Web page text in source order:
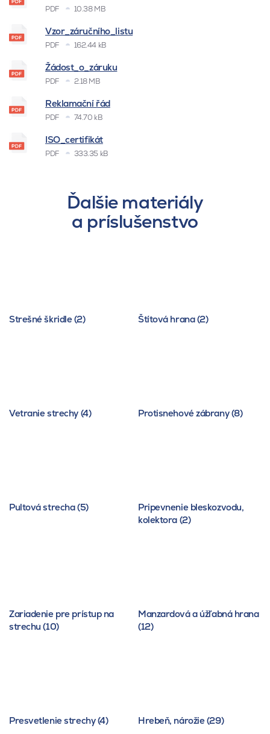
PDF 10.38 MB
Vzor_záručního_listu
PDF 162.44 kB
Žádost_o_záruku
PDF 2.18 MB
Reklamační řád
PDF 74.70 kB
ISO_certifikát
PDF 333.35 kB
Ďalšie materiály
a príslušenstvo
Strešné škridle (2) Štítová hrana (2)
Vetranie strechy (4) Protisnehové zábrany (8)
Pultová strecha (5)
Pripevnenie bleskozvodu,
kolektora (2)
Zariadenie pre prístup na
strechu (10)
Manzardová a úžľabná hrana
(12)
Presvetlenie strechy (4) Hrebeň, nárožie (29)